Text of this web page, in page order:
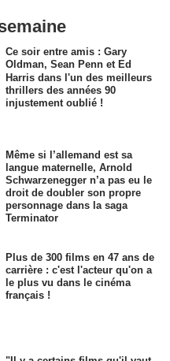
Ce soir entre amis : Gary
Oldman, Sean Penn et Ed
Harris dans l'un des meilleurs
thrillers des années 90
injustement oublié !
Même si l’allemand est sa
langue maternelle, Arnold
Schwarzenegger n’a pas eu le
droit de doubler son propre
personnage dans la saga
Terminator
Plus de 300 films en 47 ans de
carrière : c'est l'acteur qu'on a
le plus vu dans le cinéma
français !